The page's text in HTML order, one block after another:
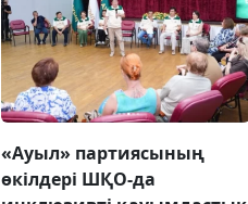
«Ауыл» партиясының
өкілдері ШҚО-да